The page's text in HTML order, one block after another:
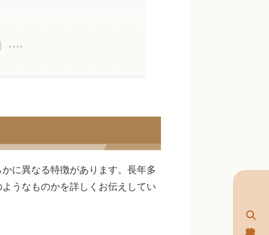
に異なる特徴があります。長年多
うなものかを詳しくお伝えしてい